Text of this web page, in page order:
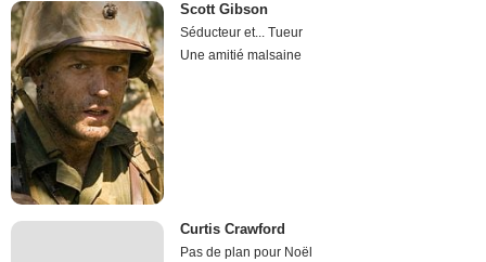
Scott Gibson
Séducteur et... Tueur
Une amitié malsaine
Curtis Crawford
Pas de plan pour Noël